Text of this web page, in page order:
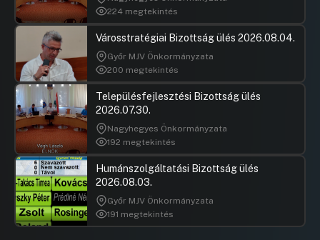
224 megtekintés
Városstratégiai Bizottság ülés 2026.08.04.
Győr MJV Önkormányzata
200 megtekintés
Településfejlesztési Bizottság ülés
2026.07.30.
Nagyhegyes Önkormányzata
192 megtekintés
Humánszolgáltatási Bizottság ülés
2026.08.03.
Győr MJV Önkormányzata
191 megtekintés